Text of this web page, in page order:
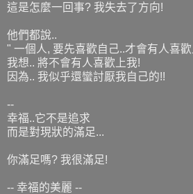
這是怎麼一回事? 我失去了方向!
他們都說..
" 一個人, 要先喜歡自己..才會有人喜
我想.. 將不會有人喜歡上我!
因為.. 我似乎還蠻討厭我自己的!!
--
幸福..它不是追求
而是對現狀的滿足...
你滿足嗎? 我很滿足!
-- 幸福的美麗 --